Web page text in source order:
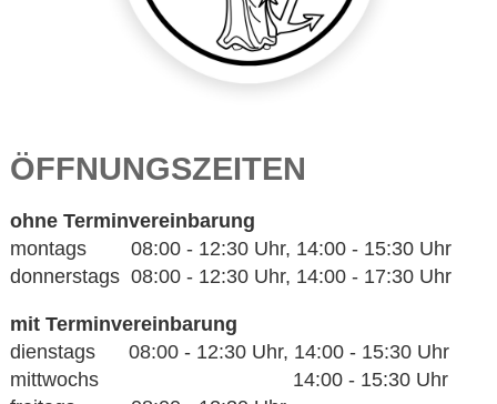
ÖFFNUNGSZEITEN
ohne Terminvereinbarung
montags 08:00 - 12:30 Uhr, 14:00 - 15:30 Uhr
donnerstags 08:00 - 12:30 Uhr, 14:00 - 17:30 Uhr
mit Terminvereinbarung
dienstags 08:00 - 12:30 Uhr, 14:00 - 15:30 Uhr
mittwochs 14:00 - 15:30 Uhr